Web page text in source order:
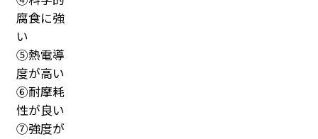
腐食に強
い
⑤熱電導
度が高い
⑥耐摩耗
性が良い
⑦強度が